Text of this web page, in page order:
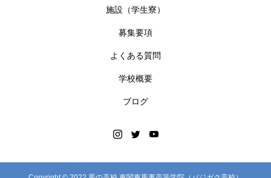
施設（学生寮）
募集要項
よくある質問
学校概要
ブログ